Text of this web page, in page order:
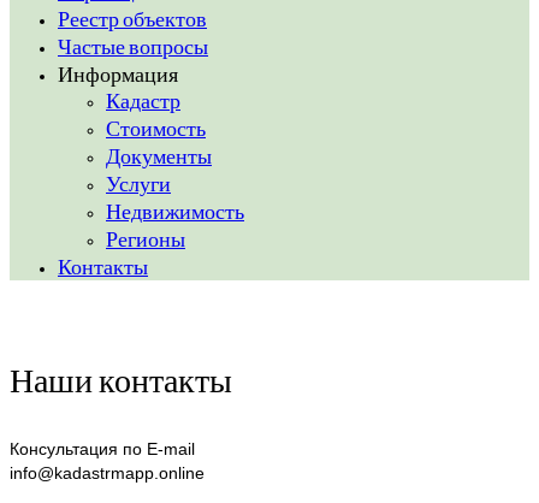
Реестр объектов
Частые вопросы
Информация
Кадастр
Стоимость
Документы
Услуги
Недвижимость
Регионы
Контакты
Наши контакты
Консультация по E-mail
info@kadastrmapp.online